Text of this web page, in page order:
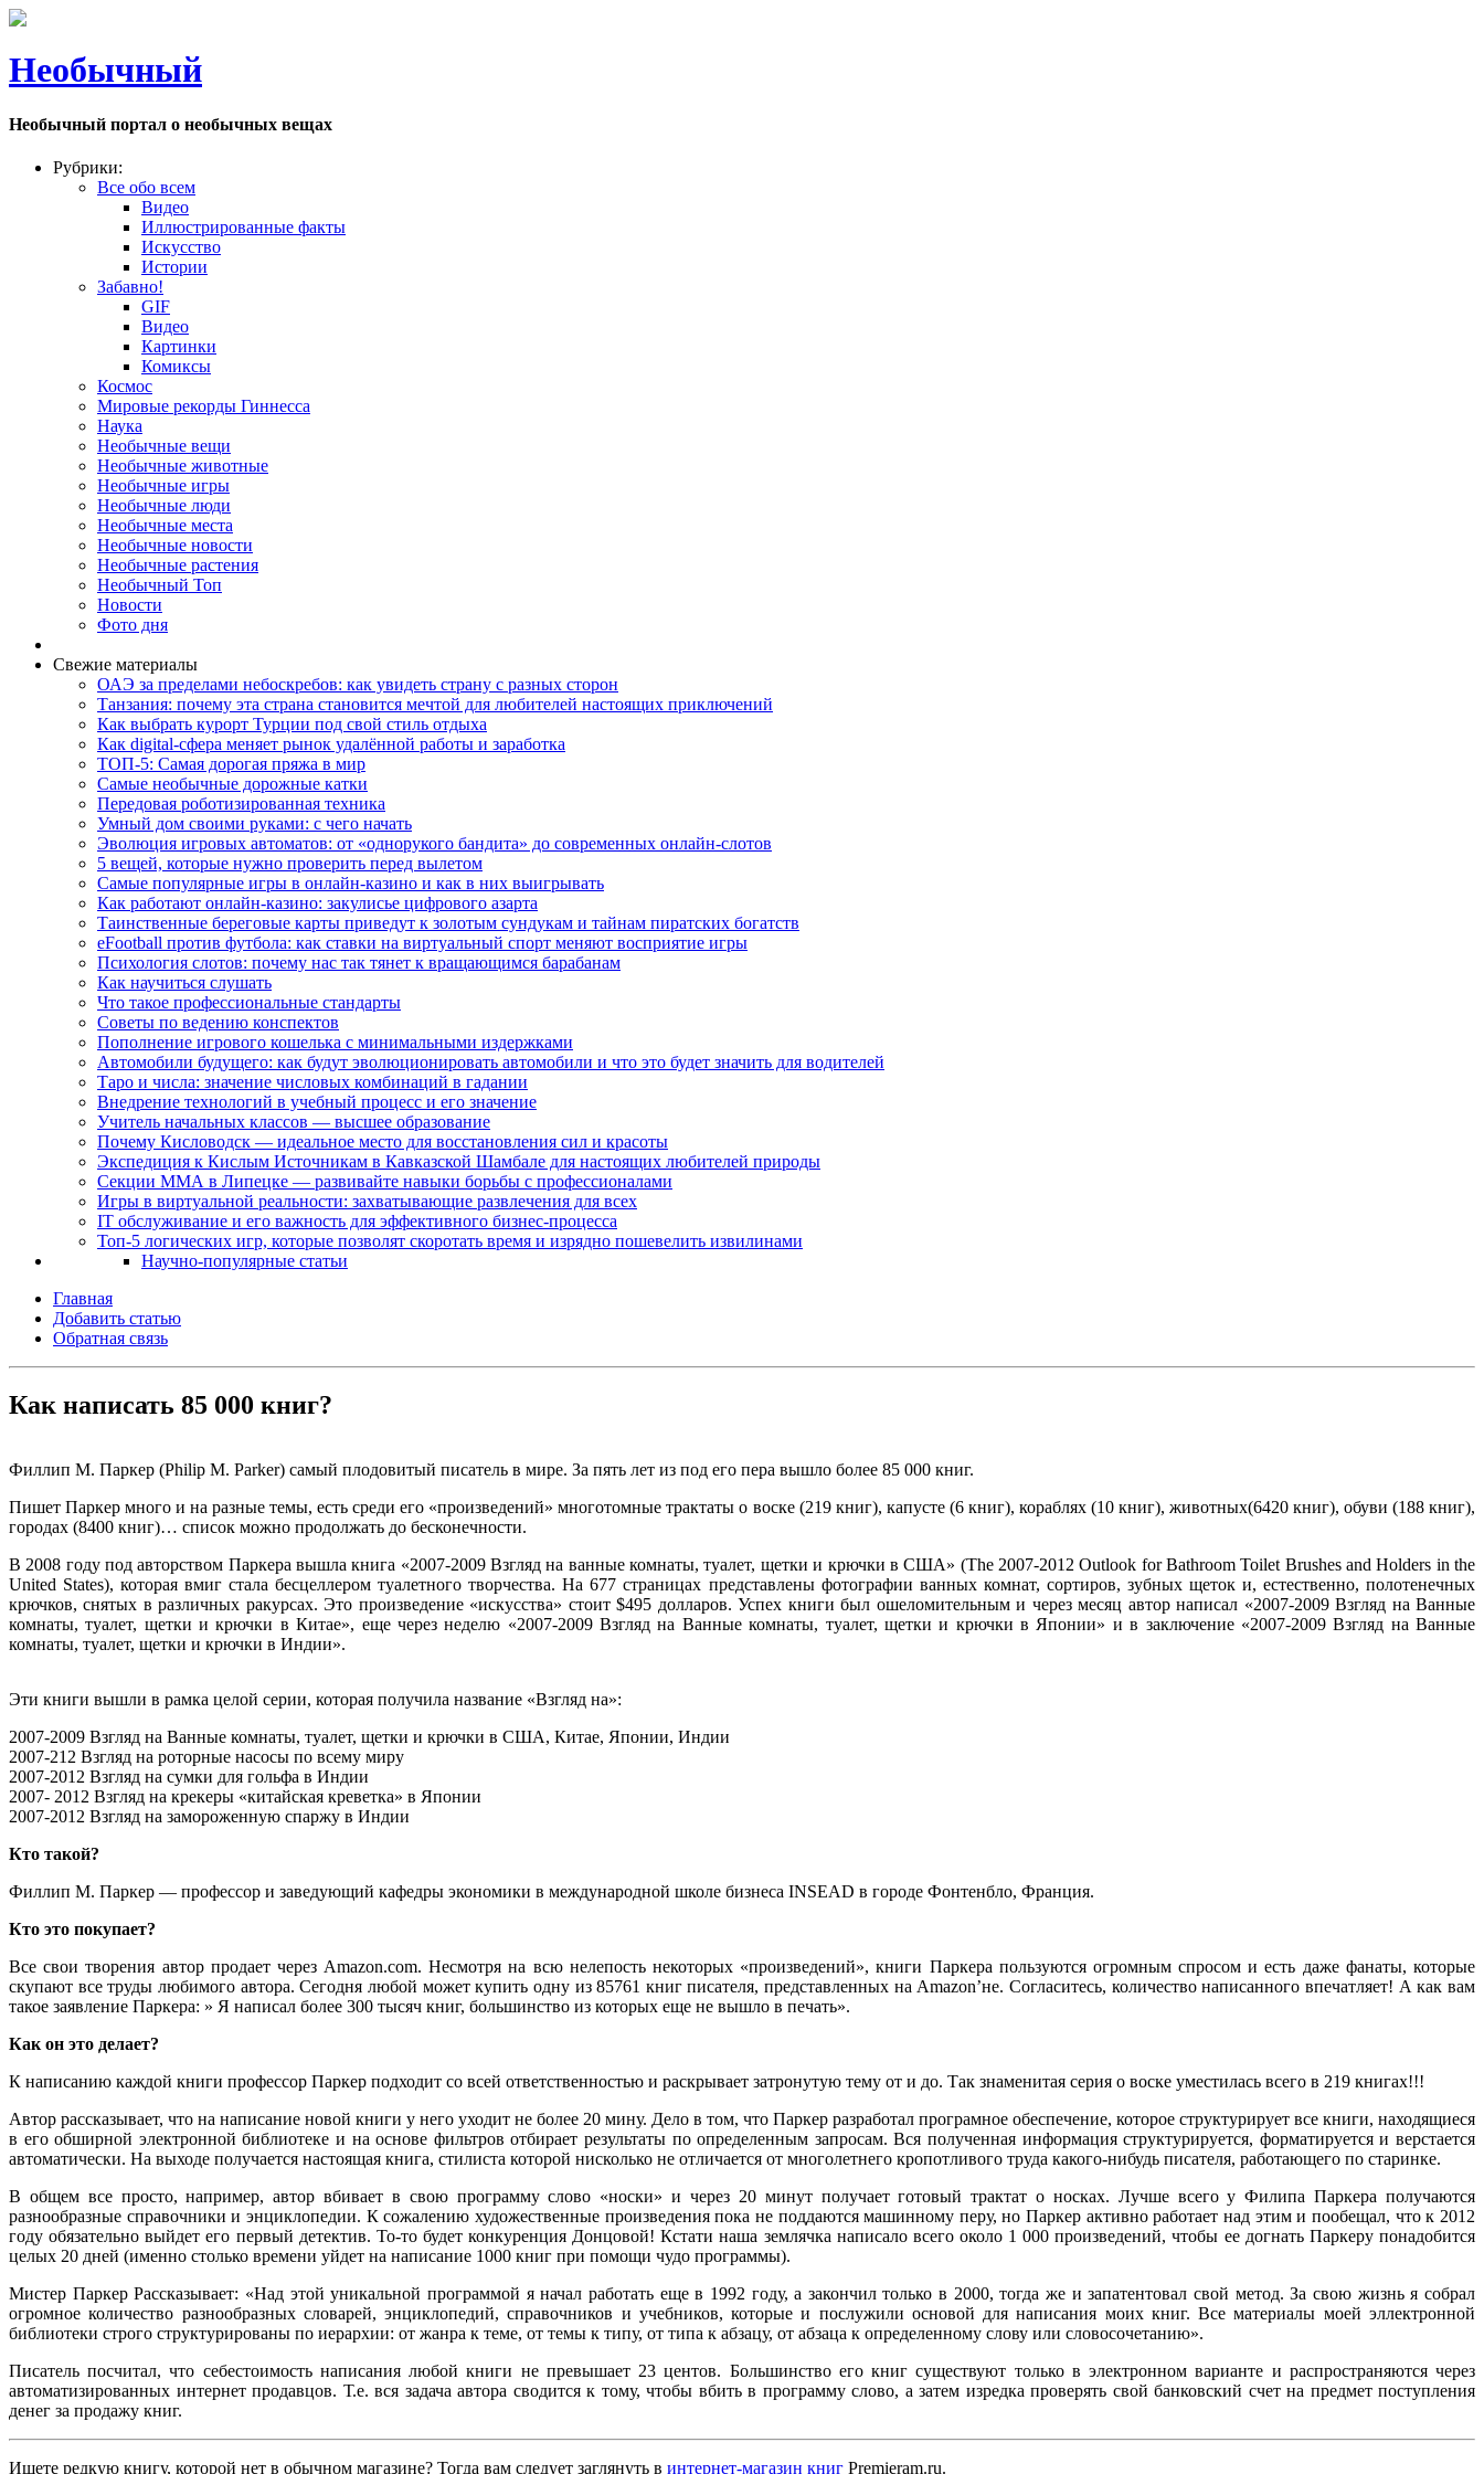
Необычный
Необычный портал о необычных вещах
Рубрики:
Все обо всем
Видео
Иллюстрированные факты
Искусство
Истории
Забавно!
GIF
Видео
Картинки
Комиксы
Космос
Мировые рекорды Гиннесса
Наука
Необычные вещи
Необычные животные
Необычные игры
Необычные люди
Необычные места
Необычные новости
Необычные растения
Необычный Топ
Новости
Фото дня
Свежие материалы
ОАЭ за пределами небоскребов: как увидеть страну с разных сторон
Танзания: почему эта страна становится мечтой для любителей настоящих приключений
Как выбрать курорт Турции под свой стиль отдыха
Как digital-сфера меняет рынок удалённой работы и заработка
ТОП-5: Самая дорогая пряжа в мир
Самые необычные дорожные катки
Передовая роботизированная техника
Умный дом своими руками: с чего начать
Эволюция игровых автоматов: от «однорукого бандита» до современных онлайн-слотов
5 вещей, которые нужно проверить перед вылетом
Самые популярные игры в онлайн-казино и как в них выигрывать
Как работают онлайн-казино: закулисье цифрового азарта
Таинственные береговые карты приведут к золотым сундукам и тайнам пиратских богатств
eFootball против футбола: как ставки на виртуальный спорт меняют восприятие игры
Психология слотов: почему нас так тянет к вращающимся барабанам
Как научиться слушать
Что такое профессиональные стандарты
Советы по ведению конспектов
Пополнение игрового кошелька с минимальными издержками
Автомобили будущего: как будут эволюционировать автомобили и что это будет значить для водителей
Таро и числа: значение числовых комбинаций в гадании
Внедрение технологий в учебный процесс и его значение
Учитель начальных классов — высшее образование
Почему Кисловодск — идеальное место для восстановления сил и красоты
Экспедиция к Кислым Источникам в Кавказской Шамбале для настоящих любителей природы
Секции ММА в Липецке — развивайте навыки борьбы с профессионалами
Игры в виртуальной реальности: захватывающие развлечения для всех
IT обслуживание и его важность для эффективного бизнес-процесса
Топ-5 логических игр, которые позволят скоротать время и изрядно пошевелить извилинами
Научно-популярные статьи
Главная
Добавить статью
Обратная связь
Как написать 85 000 книг?
Филлип М. Паркер (Philip M. Parker) самый плодовитый писатель в мире. За пять лет из под его пера вышло более 85 000 книг.
Пишет Паркер много и на разные темы, есть среди его «произведений» многотомные трактаты о воске (219 книг), капусте (6 книг), кораблях (10 книг), животных(6420 книг), обуви (188 книг),
городах (8400 книг)… список можно продолжать до бесконечности.
В 2008 году под авторством Паркера вышла книга «2007-2009 Взгляд на ванные комнаты, туалет, щетки и крючки в США» (The 2007-2012 Outlook for Bathroom Toilet Brushes and Holders in the
United States), которая вмиг стала бесцеллером туалетного творчества. На 677 страницах представлены фотографии ванных комнат, сортиров, зубных щеток и, естественно, полотенечных
крючков, снятых в различных ракурсах. Это произведение «искусства» стоит $495 долларов. Успех книги был ошеломительным и через месяц автор написал «2007-2009 Взгляд на Ванные
комнаты, туалет, щетки и крючки в Китае», еще через неделю «2007-2009 Взгляд на Ванные комнаты, туалет, щетки и крючки в Японии» и в заключение «2007-2009 Взгляд на Ванные
комнаты, туалет, щетки и крючки в Индии».
Эти книги вышли в рамка целой серии, которая получила название «Взгляд на»:
2007-2009 Взгляд на Ванные комнаты, туалет, щетки и крючки в США, Китае, Японии, Индии
2007-212 Взгляд на роторные насосы по всему миру
2007-2012 Взгляд на сумки для гольфа в Индии
2007- 2012 Взгляд на крекеры «китайская креветка» в Японии
2007-2012 Взгляд на замороженную спаржу в Индии
Кто такой?
Филлип М. Паркер — профессор и заведующий кафедры экономики в международной школе бизнеса INSEAD в городе Фонтенбло, Франция.
Кто это покупает?
Все свои творения автор продает через Amazon.com. Несмотря на всю нелепость некоторых «произведений», книги Паркера пользуются огромным спросом и есть даже фанаты, которые
скупают все труды любимого автора. Сегодня любой может купить одну из 85761 книг писателя, представленных на Amazon’не. Согласитесь, количество написанного впечатляет! А как вам
такое заявление Паркера: » Я написал более 300 тысяч книг, большинство из которых еще не вышло в печать».
Как он это делает?
К написанию каждой книги профессор Паркер подходит со всей ответственностью и раскрывает затронутую тему от и до. Так знаменитая серия о воске уместилась всего в 219 книгах!!!
Автор рассказывает, что на написание новой книги у него уходит не более 20 мину. Дело в том, что Паркер разработал програмное обеспечение, которое структурирует все книги, находящиеся
в его обширной электронной библиотеке и на основе фильтров отбирает результаты по определенным запросам. Вся полученная информация структурируется, форматируется и верстается
автоматически. На выходе получается настоящая книга, стилиста которой нисколько не отличается от многолетнего кропотливого труда какого-нибудь писателя, работающего по старинке.
В общем все просто, например, автор вбивает в свою программу слово «носки» и через 20 минут получает готовый трактат о носках. Лучше всего у Филипа Паркера получаются
разнообразные справочники и энциклопедии. К сожалению художественные произведения пока не поддаются машинному перу, но Паркер активно работает над этим и пообещал, что к 2012
году обязательно выйдет его первый детектив. То-то будет конкуренция Донцовой! Кстати наша землячка написало всего около 1 000 произведений, чтобы ее догнать Паркеру понадобится
целых 20 дней (именно столько времени уйдет на написание 1000 книг при помощи чудо программы).
Мистер Паркер Рассказывает: «Над этой уникальной программой я начал работать еще в 1992 году, а закончил только в 2000, тогда же и запатентовал свой метод. За свою жизнь я собрал
огромное количество разнообразных словарей, энциклопедий, справочников и учебников, которые и послужили основой для написания моих книг. Все материалы моей эллектронной
библиотеки строго структурированы по иерархии: от жанра к теме, от темы к типу, от типа к абзацу, от абзаца к определенному слову или словосочетанию».
Писатель посчитал, что себестоимость написания любой книги не превышает 23 центов. Большинство его книг существуют только в электронном варианте и распространяются через
автоматизированных интернет продавцов. Т.е. вся задача автора сводится к тому, чтобы вбить в программу слово, а затем изредка проверять свой банковский счет на предмет поступления
денег за продажу книг.
Ищете редкую книгу, которой нет в обычном магазине? Тогда вам следует заглянуть в интернет-магазин книг Premieram.ru.